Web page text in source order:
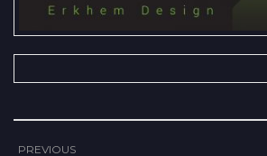
PREVIOUS